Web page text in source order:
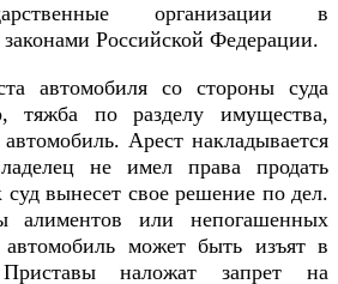
организации в
законами Российской Федерации.
автомобиля со стороны суда
тяжба по разделу имущества,
Арест накладывается
не имел права продать
вынесет свое решение по дел.
алиментов или непогашенных
может быть изъят в
Приставы наложат запрет на